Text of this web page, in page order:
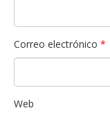
Correo electrónico *
Web